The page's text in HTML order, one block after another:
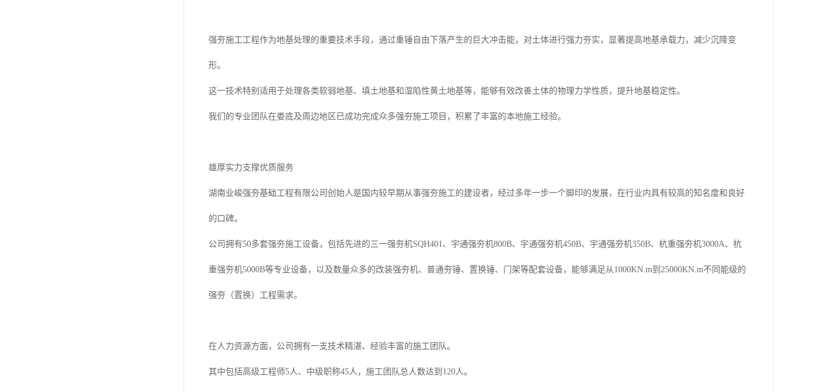
强夯施工工程作为地基处理的重要技术手段，通过重锤自由下落产生的巨大冲击能，对土体进行强力夯实，显著提高地基承载力，减少沉降变
形。
这一技术特别适用于处理各类软弱地基、填土地基和湿陷性黄土地基等，能够有效改善土体的物理力学性质，提升地基稳定性。
我们的专业团队在娄底及周边地区已成功完成众多强夯施工项目，积累了丰富的本地施工经验。
雄厚实力支撑优质服务
湖南业峻强夯基础工程有限公司创始人是国内较早期从事强夯施工的建设者，经过多年一步一个脚印的发展，在行业内具有较高的知名度和良好
的口碑。
公司拥有50多套强夯施工设备，包括先进的三一强夯机SQH401、宇通强夯机800B、宇通强夯机450B、宇通强夯机350B、杭重强夯机3000A、杭
重强夯机5000B等专业设备，以及数量众多的改装强夯机、普通夯锤、置换锤、门架等配套设备，能够满足从1000KN.m到25000KN.m不同能级的
强夯（置换）工程需求。
在人力资源方面，公司拥有一支技术精湛、经验丰富的施工团队。
其中包括高级工程师5人、中级职称45人，施工团队总人数达到120人。